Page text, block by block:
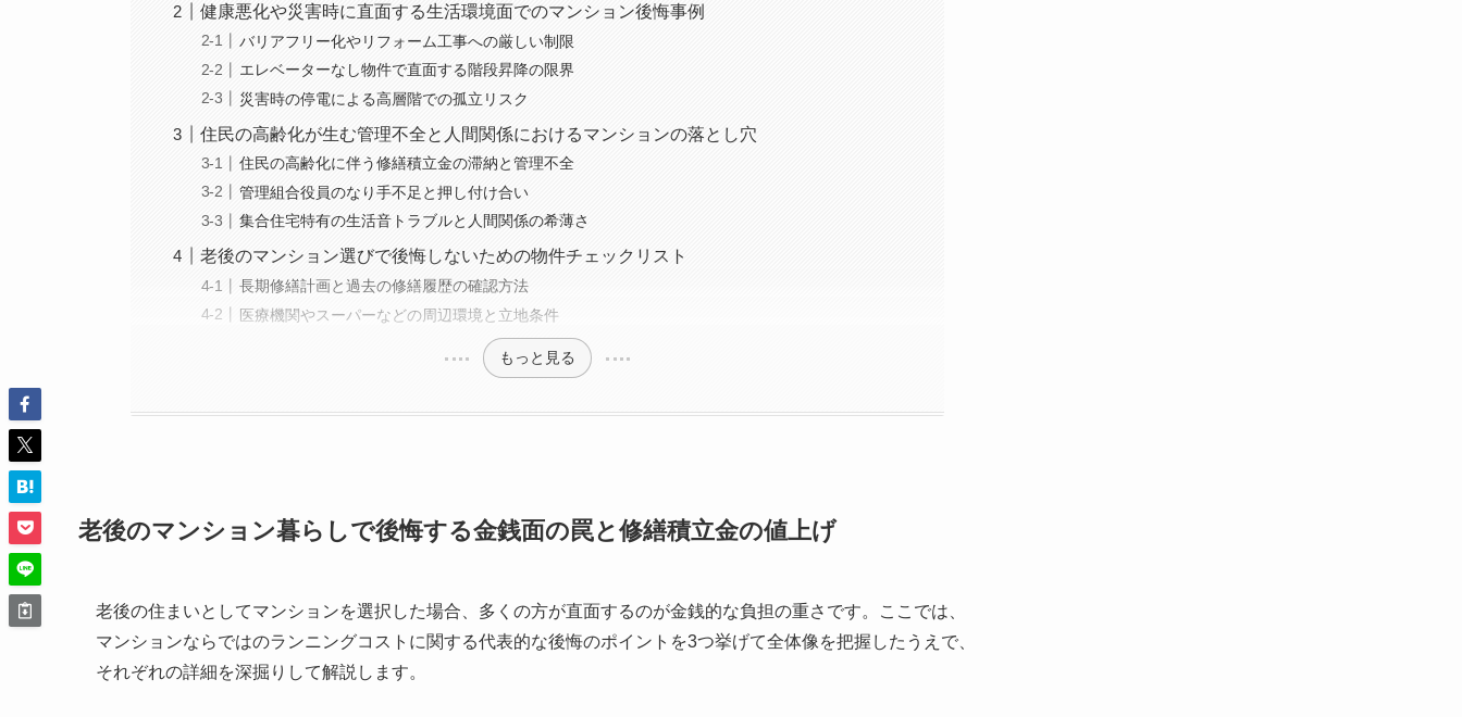
健康悪化や災害時に直面する生活環境面でのマンション後悔事例
バリアフリー化やリフォーム工事への厳しい制限
エレベーターなし物件で直面する階段昇降の限界
災害時の停電による高層階での孤立リスク
住民の高齢化が生む管理不全と人間関係におけるマンションの落とし穴
住民の高齢化に伴う修繕積立金の滞納と管理不全
管理組合役員のなり手不足と押し付け合い
集合住宅特有の生活音トラブルと人間関係の希薄さ
老後のマンション選びで後悔しないための物件チェックリスト
長期修繕計画と過去の修繕履歴の確認方法
医療機関やスーパーなどの周辺環境と立地条件
もっと見る
老後のマンション暮らしで後悔する金銭面の罠と修繕積立金の値上げ
老後の住まいとしてマンションを選択した場合、多くの方が直面するのが金銭的な負担の重さです。ここでは、
マンションならではのランニングコストに関する代表的な後悔のポイントを3つ挙げて全体像を把握したうえで、
それぞれの詳細を深掘りして解説します。